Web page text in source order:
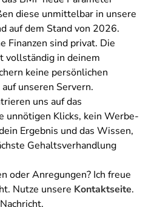
diese unmittelbar in unsere
auf dem Stand von 2026.
Finanzen sind privat. Die
vollständig in deinem
keine persönlichen
unseren Servern.
uns auf das
unnötigen Klicks, kein Werbe-
Ergebnis und das Wissen,
Gehaltsverhandlung
oder Anregungen? Ich freue
Nutze unsere Kontaktseite.